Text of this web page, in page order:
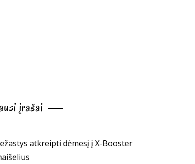
įrašai
atkreipti dėmesį į X-Booster